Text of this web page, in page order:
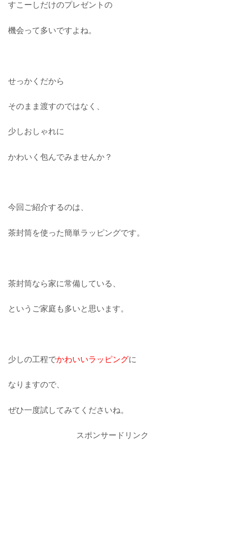
すこーしだけのプレゼントの
機会って多いですよね。
せっかくだから
そのまま渡すのではなく、
少しおしゃれに
かわいく包んでみませんか？
今回ご紹介するのは、
茶封筒を使った簡単ラッピングです。
茶封筒なら家に常備している、
というご家庭も多いと思います。
少しの工程でかわいいラッピングに
なりますので、
ぜひ一度試してみてくださいね。
スポンサードリンク